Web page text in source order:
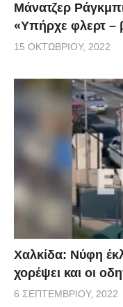
Μάνατζερ
«Υπήρχε φλερτ –
15 ΟΚΤΩΒΡΊΟΥ, 2022
Χαλκίδα: Νύφη
χορέψει και οι
6 ΣΕΠΤΕΜΒΡΊΟΥ, 2022